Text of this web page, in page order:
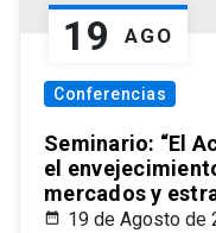
19 AGO
Conferencias
Seminario: “El
el
mercados y
19 de Agosto de